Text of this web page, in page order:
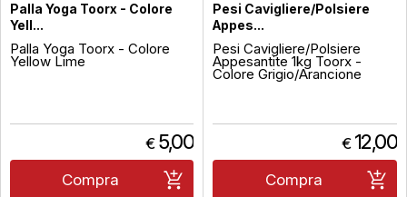
Palla Yoga Toorx - Colore
Yell...
Palla Yoga Toorx - Colore
Yellow Lime
€ 5,00
Compra
Pesi Cavigliere/Polsiere
Appes...
Pesi Cavigliere/Polsiere
Appesantite 1kg Toorx -
Colore Grigio/Arancione
€ 12,00
Compra